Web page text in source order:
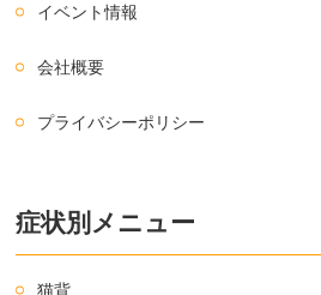
イベント情報
会社概要
プライバシーポリシー
症状別メニュー
猫背